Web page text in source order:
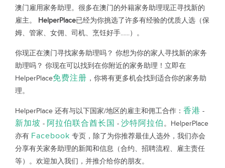
澳门雇用家务助理。很多在澳门的外籍家务助理现正寻找新的
雇主。 HelperPlace已经为你挑选了许多有经验的优质人选（保
姆、管家、女佣、司机、烹饪好手......）。
你现正在澳门寻找家务助理吗？ 你想为你的家人寻找新的家务
助理吗？ 你现在可以找到在你附近的家务助理！立即在
HelperPlace免费注册 ，你将有更多机会找到适合你的家务助
理。
HelperPlace 还有与以下国家/地区的雇主和佣工合作： 香港 -
新加坡 - 阿拉伯联合酋长国 - 沙特阿拉伯。HelperPlace
亦有 Facebook 专页，除了为你推荐最佳人选外，我们亦会
分享有关家务助理的新闻和信息（合约、招聘流程、雇主责任
等）。欢迎加入我们，并推介给你的朋友。